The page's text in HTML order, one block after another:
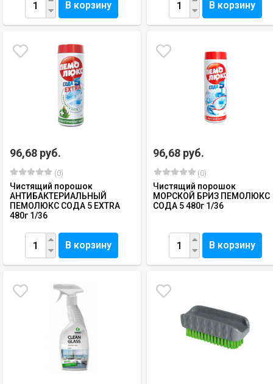
В корзину В корзину
96,68 руб.
(0)
Чистящий порошок
АНТИБАКТЕРИАЛЬНЫЙ
ПЕМОЛЮКС СОДА 5 EXTRA
480г 1/36
В корзину
96,68 руб.
(0)
Чистящий порошок
МОРСКОЙ БРИЗ ПЕМОЛЮКС
СОДА 5 480г 1/36
В корзину